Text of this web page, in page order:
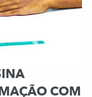
COM